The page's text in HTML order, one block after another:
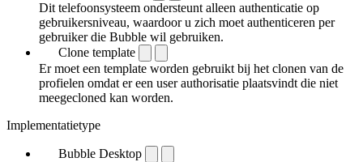
Dit telefoonsysteem ondersteunt alleen authenticatie op
gebruikersniveau, waardoor u zich moet authenticeren per
gebruiker die Bubble wil gebruiken.
Clone template
Er moet een template worden gebruikt bij het clonen van de
profielen omdat er een user authorisatie plaatsvindt die niet
meegecloned kan worden.
Implementatietype
Bubble Desktop